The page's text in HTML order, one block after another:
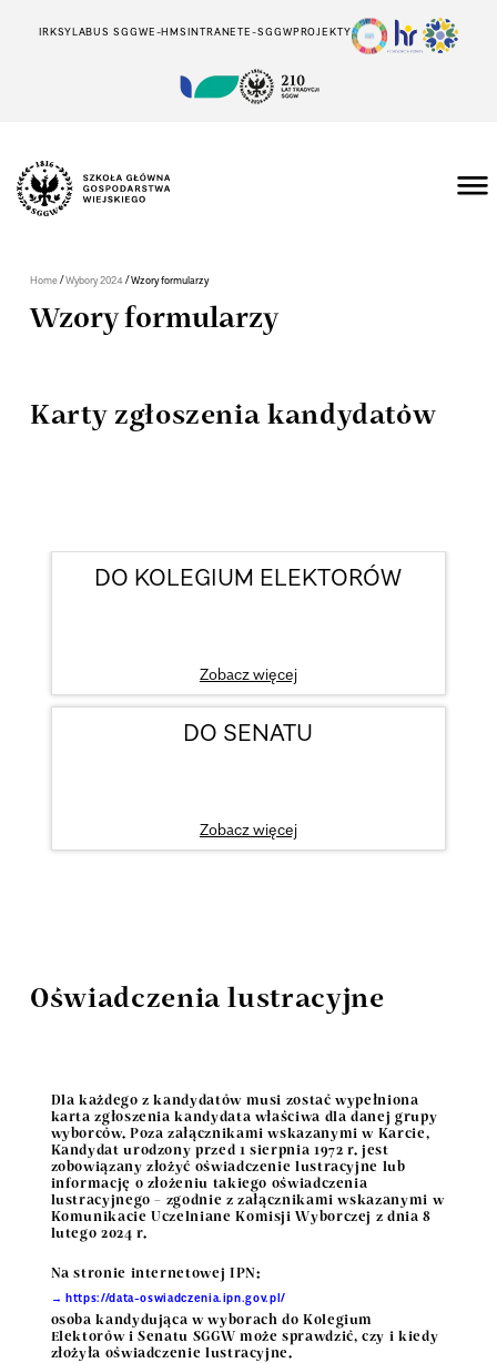
IRKSYLABUS SGGWE-HMSINTRANETE-SGGWPROJEKTY
Home/Wybory 2024/Wzory formularzy
Wzory formularzy
Karty zgłoszenia kandydatów
DO KOLEGIUM ELEKTORÓW
Zobacz więcej
DO SENATU
Zobacz więcej
Oświadczenia lustracyjne
Dla każdego z kandydatów musi zostać wypełniona
karta zgłoszenia kandydata właściwa dla danej grupy
wyborców. Poza załącznikami wskazanymi w Karcie,
Kandydat urodzony przed 1 sierpnia 1972 r. jest
zobowiązany złożyć oświadczenie lustracyjne lub
informację o złożeniu takiego oświadczenia
lustracyjnego – zgodnie z załącznikami wskazanymi w
Komunikacie Uczelniane Komisji Wyborczej z dnia 8
lutego 2024 r.
Na stronie internetowej IPN:
https://data-oswiadczenia.ipn.gov.pl/
osoba kandydująca w wyborach do Kolegium
Elektorów i Senatu SGGW może sprawdzić, czy i kiedy
złożyła oświadczenie lustracyjne.